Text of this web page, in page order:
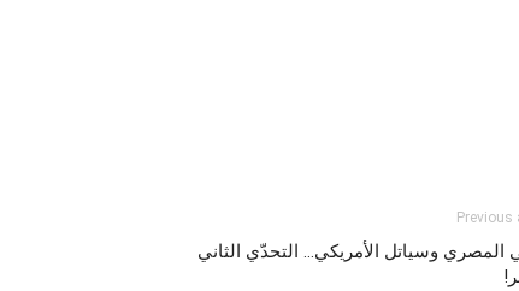
Previous
المصري وسياتل الأمريكي… التحدّي الثاني